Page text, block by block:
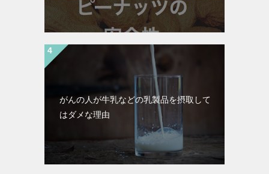
がんの人が牛乳などの乳製品を摂取して
はダメな理由